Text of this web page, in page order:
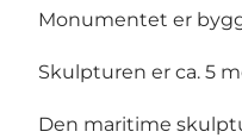
Monumentet er
Skulpturen er ca. 5
Den maritime